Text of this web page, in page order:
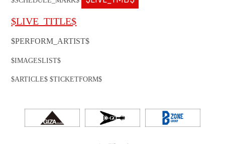
$LIVE_TITLE$
$PERFORM_ARTIST$
$IMAGESLIST$
$ARTICLE$ $TICKETFORM$